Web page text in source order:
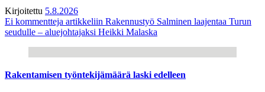
Kirjoitettu 5.8.2026
Ei kommentteja artikkeliin Rakennustyö Salminen laajentaa Turun
seudulle – aluejohtajaksi Heikki Malaska
Rakentamisen työntekijämäärä laski edelleen